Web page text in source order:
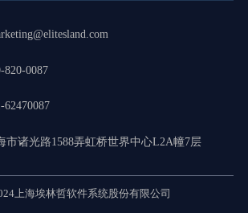
820-0087
市诸光路1588弄虹桥世界中心L2A幢7层
上海埃林哲软件系统股份有限公司